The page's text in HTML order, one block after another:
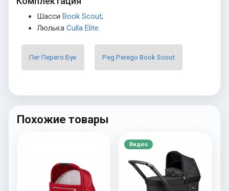
Шасси Book Scout;
Люлька Culla Elite.
Пег Перего Бук Peg Perego Book Scout
Похожие товары
Видео